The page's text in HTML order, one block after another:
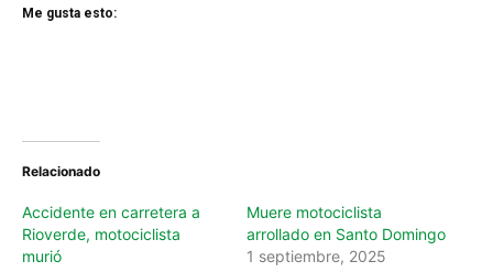
Me gusta esto:
Relacionado
Accidente en carretera a
Rioverde, motociclista
murió
Muere motociclista
arrollado en Santo Domingo
1 septiembre, 2025